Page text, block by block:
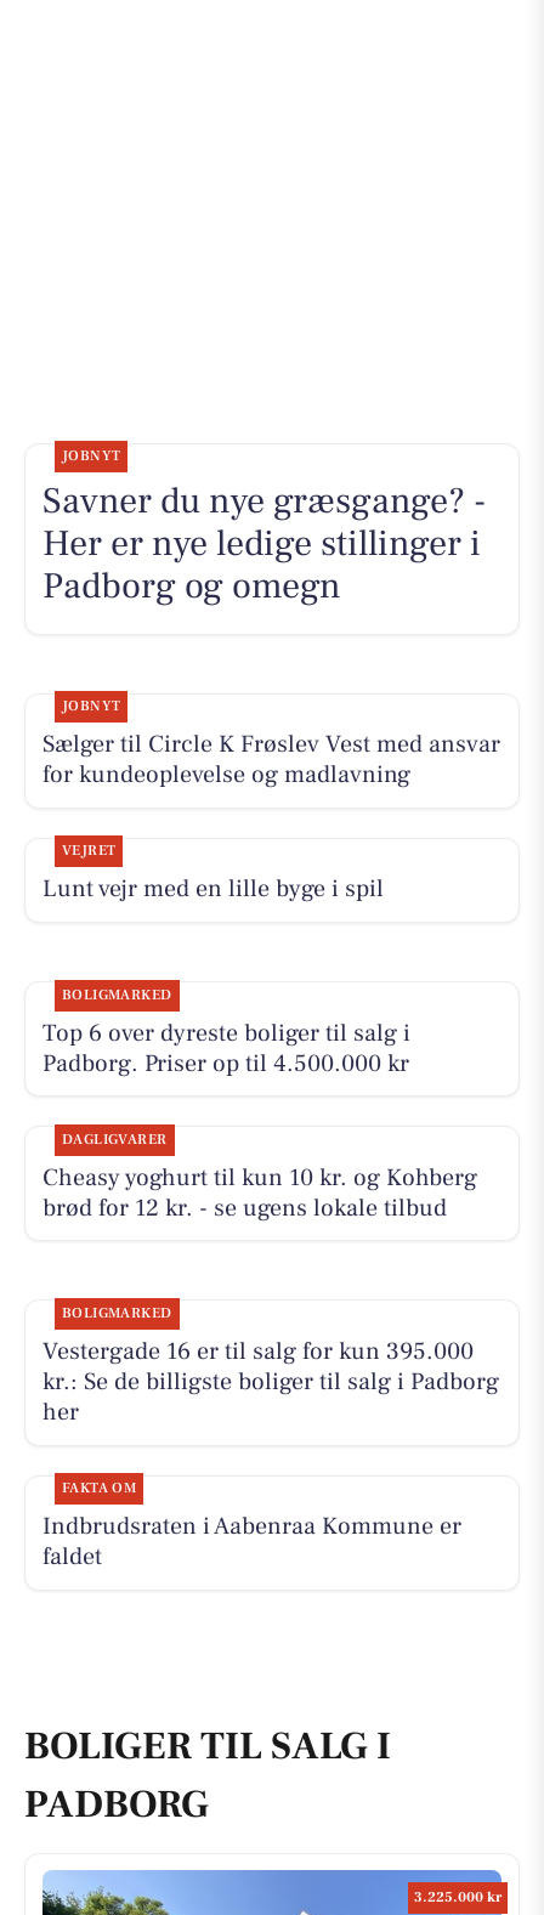
JOBNYT
Savner du nye græsgange? -
Her er nye ledige stillinger i
Padborg og omegn
JOBNYT
Sælger til Circle K Frøslev Vest med ansvar
for kundeoplevelse og madlavning
VEJRET
Lunt vejr med en lille byge i spil
BOLIGMARKED
Top 6 over dyreste boliger til salg i
Padborg. Priser op til 4.500.000 kr
DAGLIGVARER
Cheasy yoghurt til kun 10 kr. og Kohberg
brød for 12 kr. - se ugens lokale tilbud
BOLIGMARKED
Vestergade 16 er til salg for kun 395.000
kr.: Se de billigste boliger til salg i Padborg
her
FAKTA OM
Indbrudsraten i Aabenraa Kommune er
faldet
BOLIGER TIL SALG I
PADBORG
3.225.000 kr